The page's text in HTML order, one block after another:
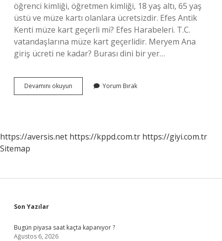
öğrenci kimliği, öğretmen kimliği, 18 yaş altı, 65 yaş
üstü ve müze kartı olanlara ücretsizdir. Efes Antik
Kenti müze kart geçerli mi? Efes Harabeleri. T.C.
vatandaşlarına müze kart geçerlidir. Meryem Ana
giriş ücreti ne kadar? Burası dini bir yer…
Devamını okuyun
Antik
Kadar
Yorum Bırak
https://aversis.net https://kppd.com.tr https://giyi.com.tr
Sitemap
Sidebar
Son Yazılar
Bugün piyasa saat kaçta kapanıyor ?
Ağustos 6, 2026